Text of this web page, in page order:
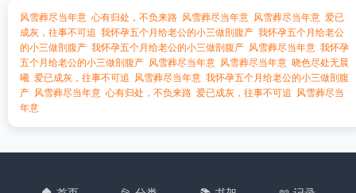
风雪葬尽当年意 心有归处，不负来路 风雪葬尽当年意 风雪葬尽当年意 爱已
成灰，往事不可追 我怀孕五个月给老公的小三做剖腹产 我怀孕五个月给老公
的小三做剖腹产 我怀孕五个月给老公的小三做剖腹产 风雪葬尽当年意 我怀孕
五个月给老公的小三做剖腹产 风雪葬尽当年意 风雪葬尽当年意 晓色尽处无晨
曦 爱已成灰，往事不可追 风雪葬尽当年意 我怀孕五个月给老公的小三做剖腹
产 风雪葬尽当年意 心有归处，不负来路 爱已成灰，往事不可追 风雪葬尽当
年意